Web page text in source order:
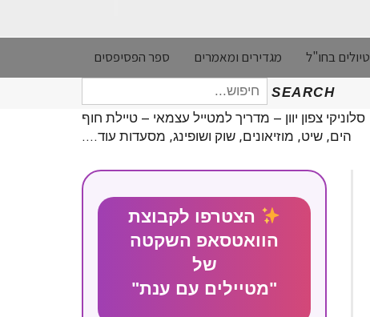
טיולים בחו"ל מגדירים ומאמרים ספר הפסיפסים
SEARCH
חיפוש
עבור:
סלוניקי צפון יוון – מדריך למטייל עצמאי – טיילת חוף
הים, שיט, מוזיאונים, שוק ושופינג, מסעדות עוד….
הצטרפו לקבוצת
הוואטסאפ השקטה
של
"מטיילים עם ענת"